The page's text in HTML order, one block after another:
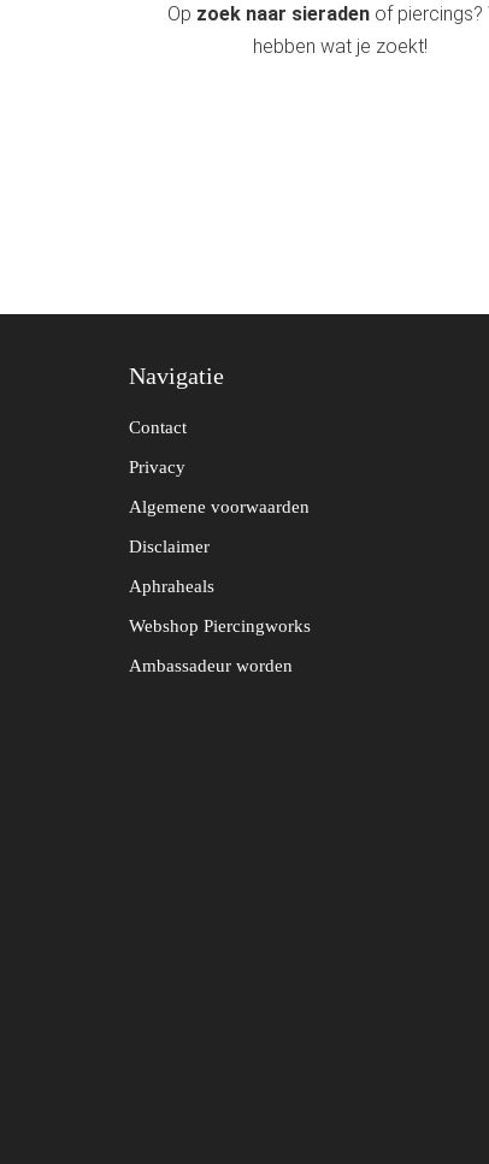
Op zoek naar sieraden of piercings?
hebben wat je zoekt!
Navigatie
Contact
Privacy
Algemene voorwaarden
Disclaimer
Aphraheals
Webshop Piercingworks
Ambassadeur worden